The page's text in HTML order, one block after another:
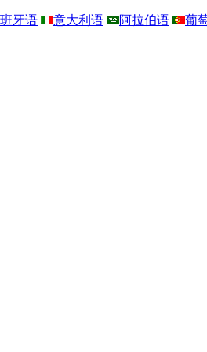
牙语 意大利语 阿拉伯语 葡